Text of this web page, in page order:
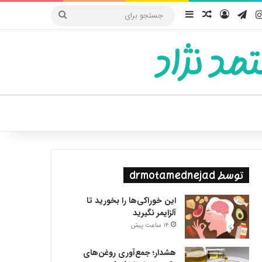
اینستاگرام
تلگرامورودنوشته تصادفی
سایدبار
جستجو
نژاد
پوسته
توسط drmotamednejad
این خوراکی‌ها را بخورید تا
آلزایمر نگیرید
14 ساعت پیش
هشدار؛ جمع‌آوری روغن‌های